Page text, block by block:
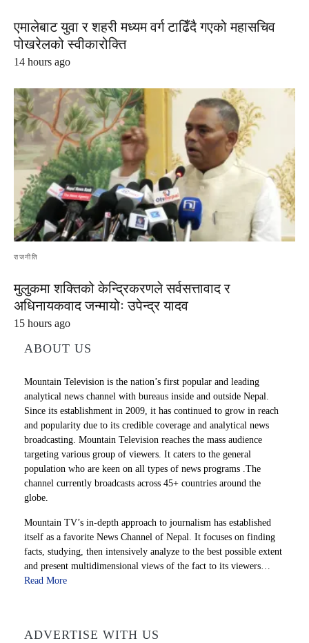
एमालेबाट युवा र शहरी मध्यम वर्ग टाढिँदै गएको महासचिव
पोखरेलको स्वीकारोक्ति
14 hours ago
राजनीति
मुलुकमा शक्तिको केन्द्रिकरणले सर्वसत्तावाद र
अधिनायकवाद जन्मायोः उपेन्द्र यादव
15 hours ago
ABOUT US
Mountain Television is the nation’s first popular and leading
analytical news channel with bureaus inside and outside Nepal.
Since its establishment in 2009, it has continued to grow in reach
and popularity due to its credible coverage and analytical news
broadcasting. Mountain Television reaches the mass audience
targeting various group of viewers. It caters to the general
population who are keen on all types of news programs .The
channel currently broadcasts across 45+ countries around the
globe.
Mountain TV’s in-depth approach to journalism has established
itself as a favorite News Channel of Nepal. It focuses on finding
facts, studying, then intensively analyze to the best possible extent
and present multidimensional views of the fact to its viewers…
Read More
ADVERTISE WITH US